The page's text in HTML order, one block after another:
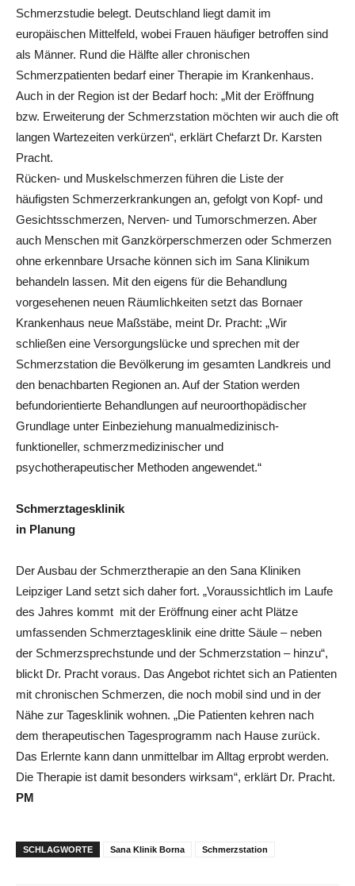
Schmerzstudie belegt. Deutschland liegt damit im
europäischen Mittelfeld, wobei Frauen häufiger betroffen sind
als Männer. Rund die Hälfte aller chronischen
Schmerzpatienten bedarf einer Therapie im Krankenhaus.
Auch in der Region ist der Bedarf hoch: „Mit der Eröffnung
bzw. Erweiterung der Schmerzstation möchten wir auch die oft
langen Wartezeiten verkürzen“, erklärt Chefarzt Dr. Karsten
Pracht.
Rücken- und Muskelschmerzen führen die Liste der
häufigsten Schmerzerkrankungen an, gefolgt von Kopf- und
Gesichtsschmerzen, Nerven- und Tumorschmerzen. Aber
auch Menschen mit Ganzkörperschmerzen oder Schmerzen
ohne erkennbare Ursache können sich im Sana Klinikum
behandeln lassen. Mit den eigens für die Behandlung
vorgesehenen neuen Räumlichkeiten setzt das Bornaer
Krankenhaus neue Maßstäbe, meint Dr. Pracht: „Wir
schließen eine Versorgungslücke und sprechen mit der
Schmerzstation die Bevölkerung im gesamten Landkreis und
den benachbarten Regionen an. Auf der Station werden
befundorientierte Behandlungen auf neuroorthopädischer
Grundlage unter Einbeziehung manualmedizinisch-
funktioneller, schmerzmedizinischer und
psychotherapeutischer Methoden angewendet.“
Schmerztagesklinik
in Planung
Der Ausbau der Schmerztherapie an den Sana Kliniken
Leipziger Land setzt sich daher fort. „Voraussichtlich im Laufe
des Jahres kommt mit der Eröffnung einer acht Plätze
umfassenden Schmerztagesklinik eine dritte Säule – neben
der Schmerzsprechstunde und der Schmerzstation – hinzu“,
blickt Dr. Pracht voraus. Das Angebot richtet sich an Patienten
mit chronischen Schmerzen, die noch mobil sind und in der
Nähe zur Tagesklinik wohnen. „Die Patienten kehren nach
dem therapeutischen Tagesprogramm nach Hause zurück.
Das Erlernte kann dann unmittelbar im Alltag erprobt werden.
Die Therapie ist damit besonders wirksam“, erklärt Dr. Pracht.
PM
SCHLAGWORTE Sana Klinik Borna Schmerzstation